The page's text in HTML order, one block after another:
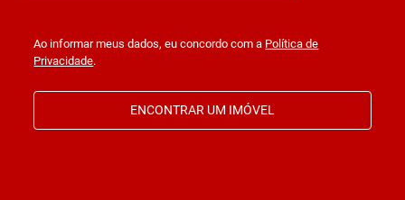
Ao informar meus dados, eu concordo com a Política de
Privacidade.
ENCONTRAR UM IMÓVEL